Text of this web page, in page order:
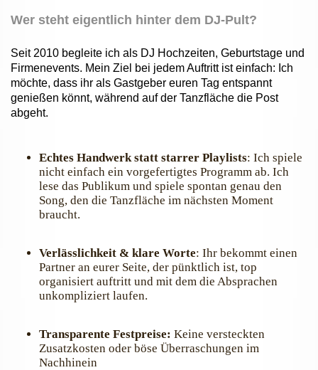
Wer steht eigentlich hinter dem DJ-Pult?
Seit 2010 begleite ich als DJ Hochzeiten, Geburtstage und
Firmenevents. Mein Ziel bei jedem Auftritt ist einfach: Ich
möchte, dass ihr als Gastgeber euren Tag entspannt
genießen könnt, während auf der Tanzfläche die Post
abgeht.
Echtes Handwerk statt starrer Playlists: Ich spiele
nicht einfach ein vorgefertigtes Programm ab. Ich
lese das Publikum und spiele spontan genau den
Song, den die Tanzfläche im nächsten Moment
braucht.
Verlässlichkeit & klare Worte: Ihr bekommt einen
Partner an eurer Seite, der pünktlich ist, top
organisiert auftritt und mit dem die Absprachen
unkompliziert laufen.
Transparente Festpreise: Keine versteckten
Zusatzkosten oder böse Überraschungen im
Nachhinein